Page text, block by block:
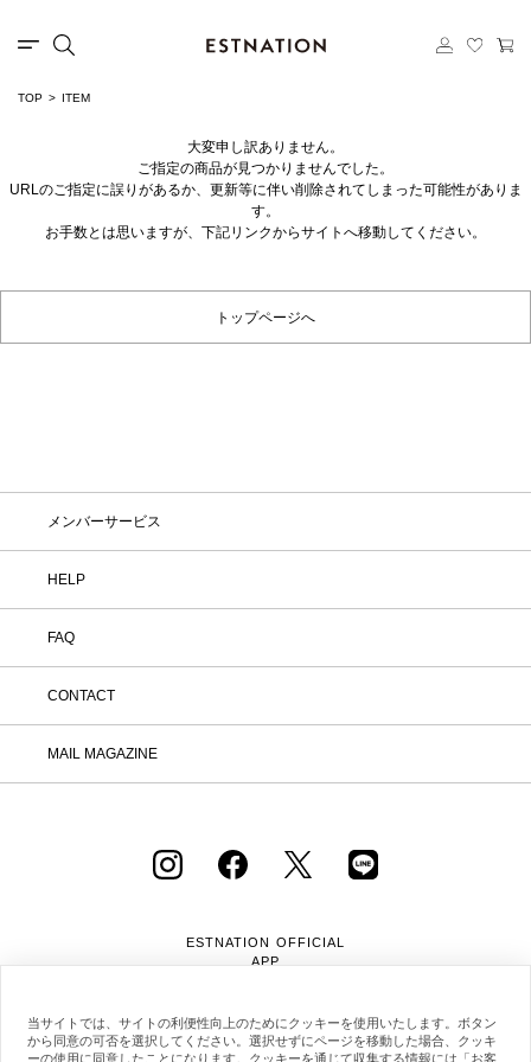
TOP ITEM
大変申し訳ありません。
ご指定の商品が見つかりませんでした。
URLのご指定に誤りがあるか、更新等に伴い削除されてしまった可能性がありま
す。
お手数とは思いますが、下記リンクからサイトへ移動してください。
トップページへ
メンバーサービス
HELP
FAQ
CONTACT
MAIL MAGAZINE
ESTNATION OFFICIAL
APP
当サイトでは、サイトの利便性向上のためにクッキーを使用いたします。ボタン
から同意の可否を選択してください。選択せずにページを移動した場合、クッキ
ーの使用に同意したことになります。クッキーを通じて収集する情報には「お客